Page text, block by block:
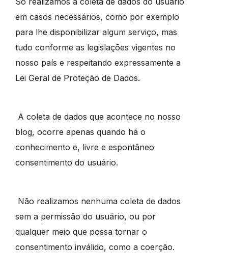
em casos necessários, como por exemplo
para lhe disponibilizar algum serviço, mas
tudo conforme as legislações vigentes no
nosso país e respeitando expressamente a
Lei Geral de Proteção de Dados.
A coleta de dados que acontece no nosso
blog, ocorre apenas quando há o
conhecimento e, livre e espontâneo
consentimento do usuário.
Não realizamos nenhuma coleta de dados
sem a permissão do usuário, ou por
qualquer meio que possa tornar o
consentimento inválido, como a coerção.